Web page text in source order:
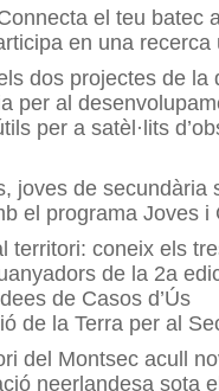
el teu batec
en una recerca
dos projectes de la
per al
per a satèl·lits
joves de secundària
el programa Joves i
territori: coneix els
de la 2a
de Casos d’Ús
de la Terra per al
del Montsec acull
neerlandesa sota